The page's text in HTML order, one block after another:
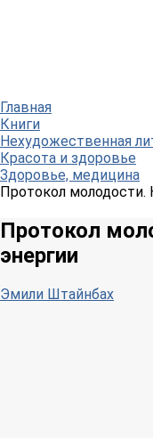
Главная
Книги
Нехудожественная
Красота и здоровье
Здоровье, медицина
Протокол молодости.
Протокол
энергии
Эмили Штайнбах